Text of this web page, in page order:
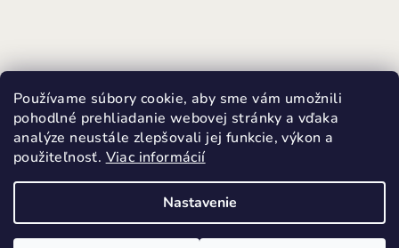
Používame súbory cookie, aby sme vám umožnili
pohodlné prehliadanie webovej stránky a vďaka
analýze neustále zlepšovali jej funkcie, výkon a
použiteľnosť. Viac informácií
Nastavenie
Sledovať na Instagrame
Upraviť nastavenie cookies